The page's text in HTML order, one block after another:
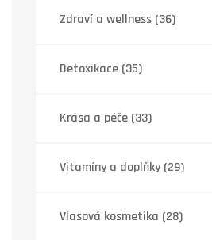
Zdraví a wellness (36)
Detoxikace (35)
Krása a péče (33)
Vitamíny a doplňky(29)
Vlasová kosmetika (28)